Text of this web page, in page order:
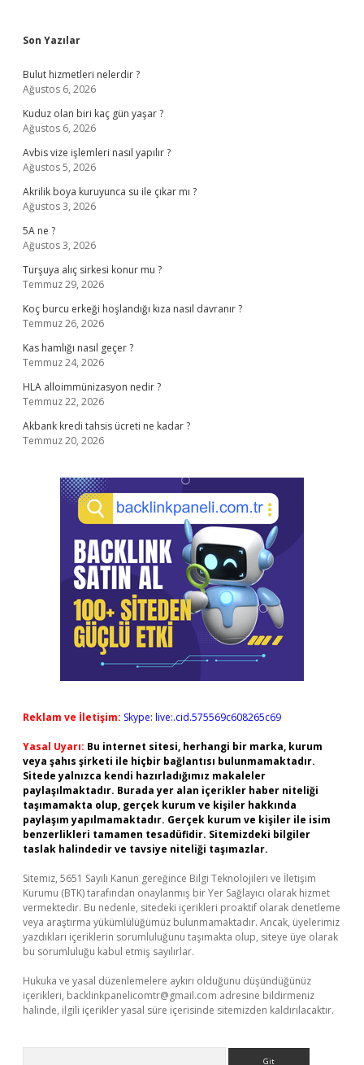
Sidebar
Son Yazılar
Bulut hizmetleri nelerdir ?
Ağustos 6, 2026
Kuduz olan biri kaç gün yaşar ?
Ağustos 6, 2026
Avbis vize işlemleri nasıl yapılır ?
Ağustos 5, 2026
Akrilik boya kuruyunca su ile çıkar mı ?
Ağustos 3, 2026
5A ne ?
Ağustos 3, 2026
Turşuya alıç sirkesi konur mu ?
Temmuz 29, 2026
Koç burcu erkeği hoşlandığı kıza nasıl davranır ?
Temmuz 26, 2026
Kas hamlığı nasıl geçer ?
Temmuz 24, 2026
HLA alloimmünizasyon nedir ?
Temmuz 22, 2026
Akbank kredi tahsis ücreti ne kadar ?
Temmuz 20, 2026
Reklam ve İletişim: Skype: live:.cid.575569c608265c69
Yasal Uyarı: Bu internet sitesi, herhangi bir marka, kurum
veya şahıs şirketi ile hiçbir bağlantısı bulunmamaktadır.
Sitede yalnızca kendi hazırladığımız makaleler
paylaşılmaktadır. Burada yer alan içerikler haber niteliği
taşımamakta olup, gerçek kurum ve kişiler hakkında
paylaşım yapılmamaktadır. Gerçek kurum ve kişiler ile isim
benzerlikleri tamamen tesadüfidir. Sitemizdeki bilgiler
taslak halindedir ve tavsiye niteliği taşımazlar.
Sitemiz, 5651 Sayılı Kanun gereğince Bilgi Teknolojileri ve İletişim
Kurumu (BTK) tarafından onaylanmış bir Yer Sağlayıcı olarak hizmet
vermektedir. Bu nedenle, sitedeki içerikleri proaktif olarak denetleme
veya araştırma yükümlülüğümüz bulunmamaktadır. Ancak, üyelerimiz
yazdıkları içeriklerin sorumluluğunu taşımakta olup, siteye üye olarak
bu sorumluluğu kabul etmiş sayılırlar.
Hukuka ve yasal düzenlemelere aykırı olduğunu düşündüğünüz
içerikleri, backlinkpanelicomtr@gmail.com adresine bildirmeniz
halinde, ilgili içerikler yasal süre içerisinde sitemizden kaldırılacaktır.